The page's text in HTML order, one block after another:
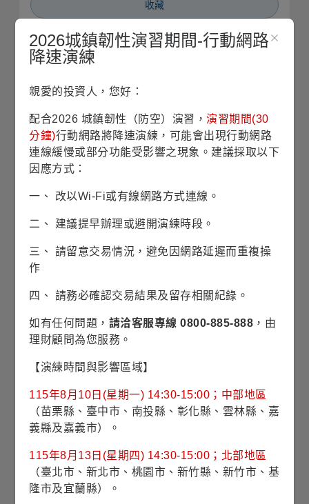
收藏
單筆申購
銷售機構查詢
基本資料
基金成立日
股份/級別發行日
基金規模
風險等級 RR3(穩健型)
對應指數
Linked Blended 50% MSCI USA
High Dividend Yield Index + 25%
Bloomberg High Yield Very Liquid
Aggregate Index
最高手續費
2026城鎮韌性演習期間-行動網路
降速演練
親愛的投資人，您好：
配合2026 城鎮韌性（防空）演習，演習期間(30
分鐘)行動網路將降速演練，可能會出現行動網路
連線緩慢或部分功能受影響之現象。建議採取以下
因應方式：
一、 改以Wi-Fi或有線網路方式連線。
二、 建議提早辦理或避開演練時段。
三、 請留意交易情況，避免因網路延遲而重複操
作
四、 請務必確認交易結果及留存相關紀錄。
如有任何問題， 請洽客服專線 0800-885-888 ，由
理財顧問為您服務。
【演練時間與影響區域】
115年8月10日(星期一) 14:30-15:00；中部地區
（苗栗縣、臺中市、南投縣、彰化縣、雲林縣、嘉
義縣及嘉義市）。
115年8月13日(星期四) 14:30-15:00；北部地區
（臺北市、新北市、桃園市、新竹縣、新竹市、基
隆市及宜蘭縣）。